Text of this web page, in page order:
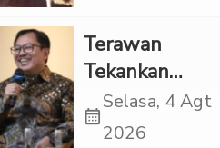
Kekerasan
Terawan
Tekankan
Pentingnya
Inovasi
calendar_month
Selasa, 4 Agt
2026